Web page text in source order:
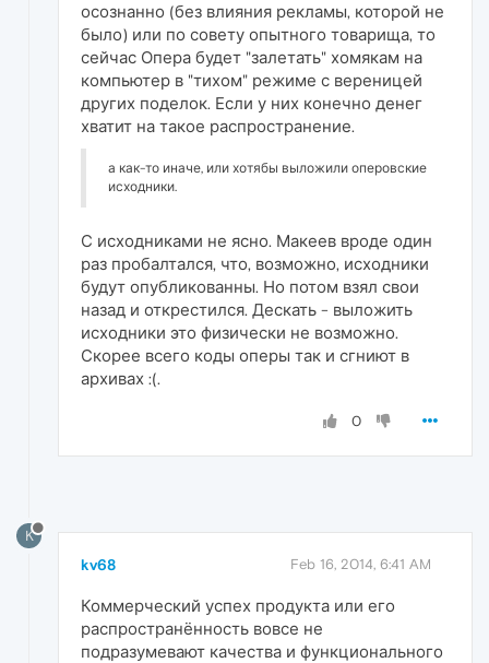
осознанно (без влияния рекламы, которой не
было) или по совету опытного товарища, то
сейчас Опера будет "залетать" хомякам на
компьютер в "тихом" режиме с вереницей
других поделок. Если у них конечно денег
хватит на такое распространение.
а как-то иначе, или хотябы выложили оперовские
исходники.
С исходниками не ясно. Макеев вроде один
раз пробалтался, что, возможно, исходники
будут опубликованны. Но потом взял свои
назад и открестился. Дескать - выложить
исходники это физически не возможно.
Скорее всего коды оперы так и сгниют в
архивах :(.
0
K
kv68 Feb 16, 2014, 6:41 AM
Коммерческий успех продукта или его
распространённость вовсе не
подразумевают качества и функционального